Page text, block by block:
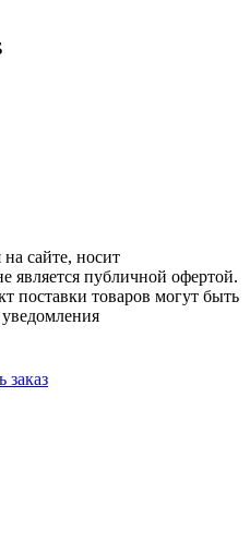
сайте, носит
является публичной офертой.
поставки товаров могут быть
заказ